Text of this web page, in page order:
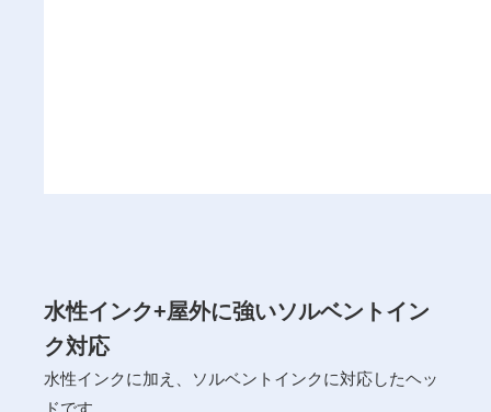
水性インク+屋外に強いソルベントイン
ク対応
水性インクに加え、ソルベントインクに対応したヘッ
ドです。